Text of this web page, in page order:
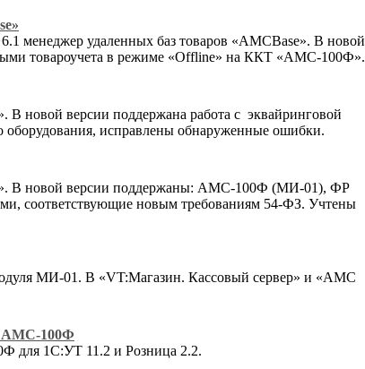
менеджер удаленных баз товаров «AMCBase». В новой
товароучета в режиме «Offline» на ККТ «АМС-100Ф».
новой версии поддержана работа с эквайринговой
оборудования, исправлены обнаруженные ошибки.
В новой версии поддержаны: АМС-100Ф (МИ-01), ФР
соответствующие новым требованиям 54-ФЗ. Учтены
МИ-01. В «VT:Магазин. Кассовый сервер» и «AMC
АМС-100Ф
для 1С:УТ 11.2 и Розница 2.2.